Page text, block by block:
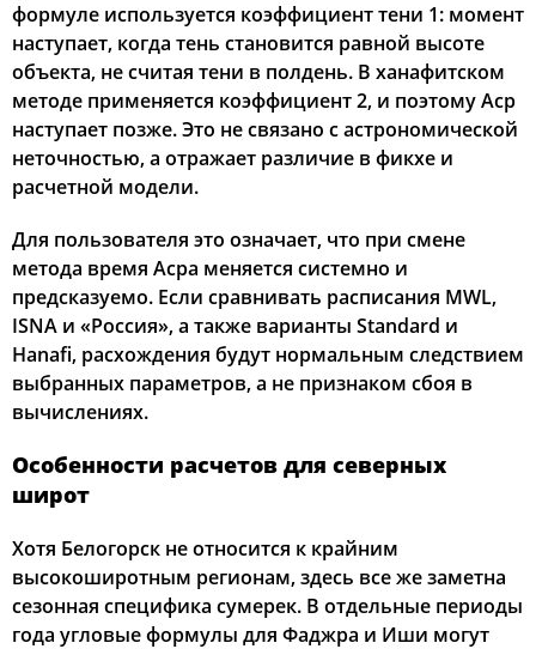
формуле используется коэффициент тени 1: момент
наступает, когда тень становится равной высоте
объекта, не считая тени в полдень. В ханафитском
методе применяется коэффициент 2, и поэтому Аср
наступает позже. Это не связано с астрономической
неточностью, а отражает различие в фикхе и
расчетной модели.
Для пользователя это означает, что при смене
метода время Асра меняется системно и
предсказуемо. Если сравнивать расписания MWL,
ISNA и «Россия», а также варианты Standard и
Hanafi, расхождения будут нормальным следствием
выбранных параметров, а не признаком сбоя в
вычислениях.
Особенности расчетов для северных
широт
Хотя Белогорск не относится к крайним
высокоширотным регионам, здесь все же заметна
сезонная специфика сумерек. В отдельные периоды
года угловые формулы для Фаджра и Иши могут